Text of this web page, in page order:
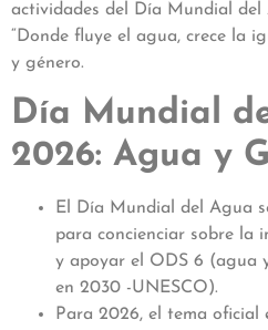
actividades del Día Mundial del
“Donde fluye el agua, crece la
y género.
Día Mundial
2026: Agua y
El Día Mundial del Agua
para concienciar sobre la
y apoyar el ODS 6 (agua
en 2030 -UNESCO).
Para 2026, el tema oficial